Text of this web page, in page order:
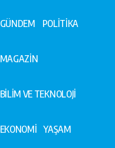
GÜNDEM POLİTİKA
MAGAZİN
BİLİM VE TEKNOLOJİ
EKONOMİ YAŞAM